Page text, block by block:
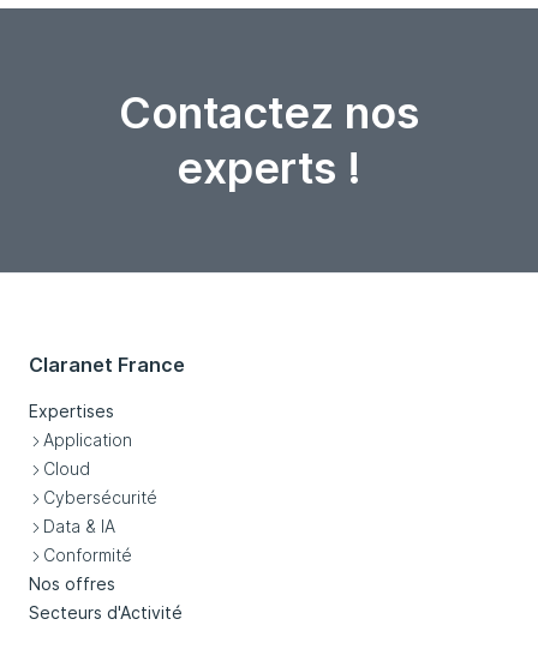
Contactez nos
experts !
Claranet France
Expertises
Application
Cloud
Cybersécurité
Data & IA
Conformité
Nos offres
Secteurs d'Activité